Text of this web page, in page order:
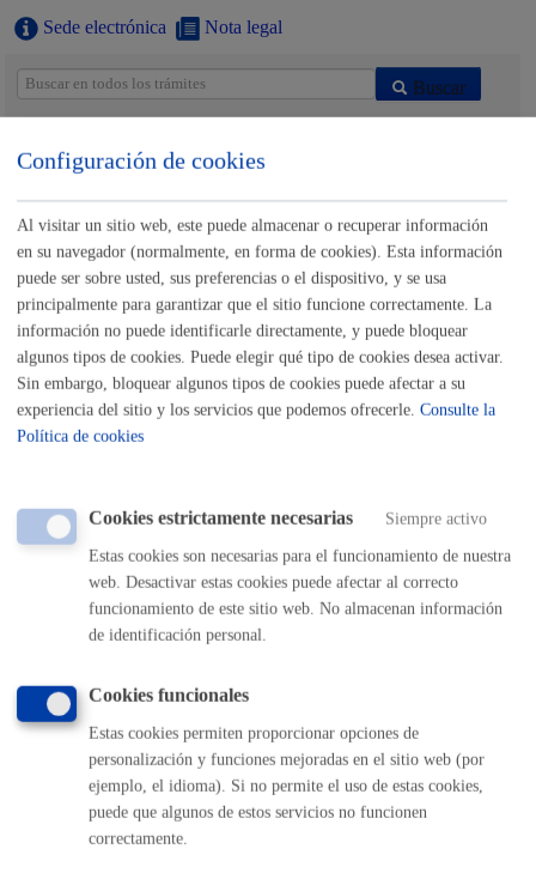
Sede electrónica Nota legal
Buscar
Justificación de ayudas a Copropietarios para rehabilitación de
edificios de Alza - Fase 3
* Online con certificado electrónico
ONLINE
PRESENCIAL
TELÉFONO
expediente
* Online con certificado electrónico
ONLINE
PRESENCIAL
TELÉFONO
Volver al índice Volver atrás
Configuración de cookies
Al visitar un sitio web, este puede almacenar o recuperar información
en su navegador (normalmente, en forma de cookies). Esta información
puede ser sobre usted, sus preferencias o el dispositivo, y se usa
principalmente para garantizar que el sitio funcione correctamente. La
información no puede identificarle directamente, y puede bloquear
algunos tipos de cookies. Puede elegir qué tipo de cookies desea activar.
Sin embargo, bloquear algunos tipos de cookies puede afectar a su
experiencia del sitio y los servicios que podemos ofrecerle. Consulte la
Política de cookies
Cookies estrictamente necesarias Siempre activo
Estas cookies son necesarias para el funcionamiento de nuestra
web. Desactivar estas cookies puede afectar al correcto
funcionamiento de este sitio web. No almacenan información
de identificación personal.
Cookies funcionales
Estas cookies permiten proporcionar opciones de
personalización y funciones mejoradas en el sitio web (por
ejemplo, el idioma). Si no permite el uso de estas cookies,
puede que algunos de estos servicios no funcionen
correctamente.